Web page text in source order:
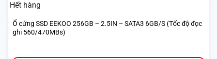
Hết hàng
Ổ cứng SSD EEKOO 256GB – 2.5IN – SATA3 6GB/S (Tốc độ đọc
ghi 560/470MBs)